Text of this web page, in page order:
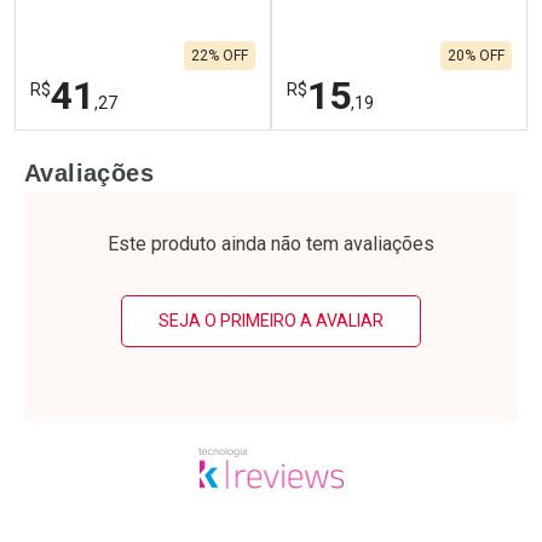
R$41 ,27
22% OFF
Laboratório
Por Menos
R$15,19
20% OFF
Laboratório
Por Menos
Avaliações
Este produto ainda não tem avaliações
SEJA O PRIMEIRO A AVALIAR